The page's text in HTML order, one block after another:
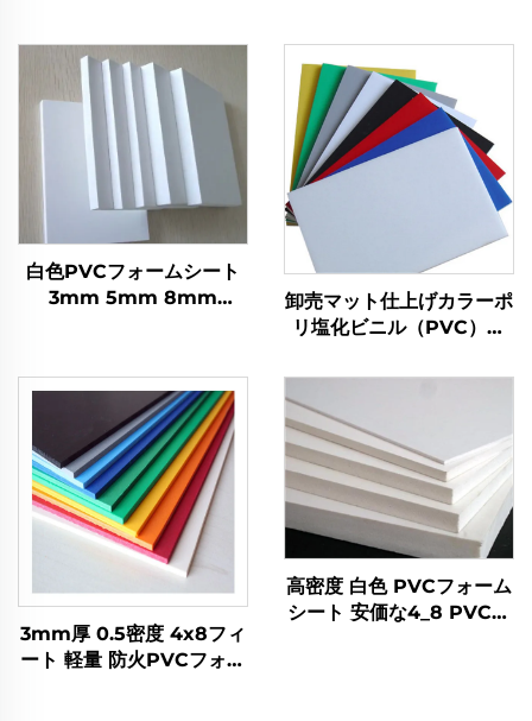
白色PVCフォームシート
3mm 5mm 8mm
卸売マット仕上げカラーポ
リ塩化ビニル（PVC）フ
イズと厚さ
3mm厚 0.5密度 4x8フィ
ート 軽量 防火PVCフォー
高密度 白色 PVCフォーム
シート 安価な4_8 PVCフ